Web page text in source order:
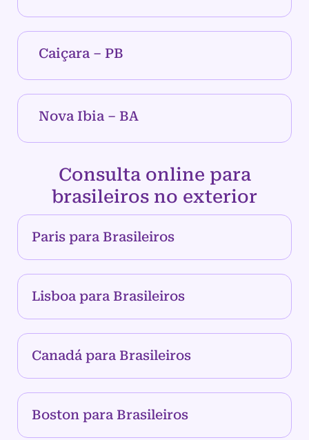
Caiçara – PB
Nova Ibia – BA
Consulta online para
brasileiros no exterior
Paris para Brasileiros
Lisboa para Brasileiros
Canadá para Brasileiros
Boston para Brasileiros